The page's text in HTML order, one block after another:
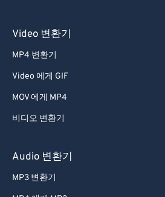
Video 변환기
MP4 변환기
Video 에게 GIF
MOV 에게 MP4
비디오 변환기
Audio 변환기
MP3 변환기